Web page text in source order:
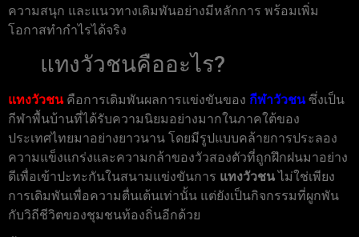
ความสนุก และแนวทางเดิมพันอย่างมีหลักการ พร้อมเพิ่ม
โอกาสทำกำไรได้จริง
แทงวัวชนคืออะไร?
แทงวัวชนคือการเดิมพันผลการแข่งขันของ กีฬาวัวชนซึ่งเป็น
กีฬาพื้นบ้านที่ได้รับความนิยมอย่างมากในภาคใต้ของ
ประเทศไทยมาอย่างยาวนาน โดยมีรูปแบบคล้ายการประลอง
ความแข็งแกร่งและความกล้าของวัวสองตัวที่ถูกฝึกฝนมาอย่าง
ดีเพื่อเข้าปะทะกันในสนามแข่งขันการ แทงวัวชนไม่ใช่เพียง
การเดิมพันเพื่อความตื่นเต้นเท่านั้น แต่ยังเป็นกิจกรรมที่ผูกพัน
กับวิถีชีวิตของชุมชนท้องถิ่นอีกด้วย